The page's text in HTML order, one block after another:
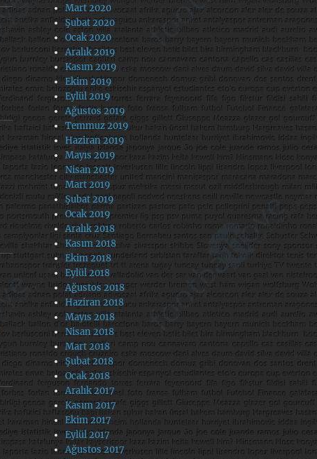
Mart 2020
Şubat 2020
Ocak 2020
Aralık 2019
Kasım 2019
Ekim 2019
Eylül 2019
Ağustos 2019
Temmuz 2019
Haziran 2019
Mayıs 2019
Nisan 2019
Mart 2019
Şubat 2019
Ocak 2019
Aralık 2018
Kasım 2018
Ekim 2018
Eylül 2018
Ağustos 2018
Haziran 2018
Mayıs 2018
Nisan 2018
Mart 2018
Şubat 2018
Ocak 2018
Aralık 2017
Kasım 2017
Ekim 2017
Eylül 2017
Ağustos 2017